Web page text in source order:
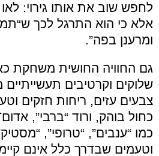
לחפש שוב את אותו גירוי:
אלא כי הוא התרגל לכך
ומרענן בפה”.
גם החוויה החושית משחקת
שלוקים וקרטיבים תעשייתיים
צבעים עזים, ריחות חזקים
כחול בוהק, ורוד “ברבי”,
כמו “ענבים”, “טרופי”,
וטעמים שבדרך כלל אינם